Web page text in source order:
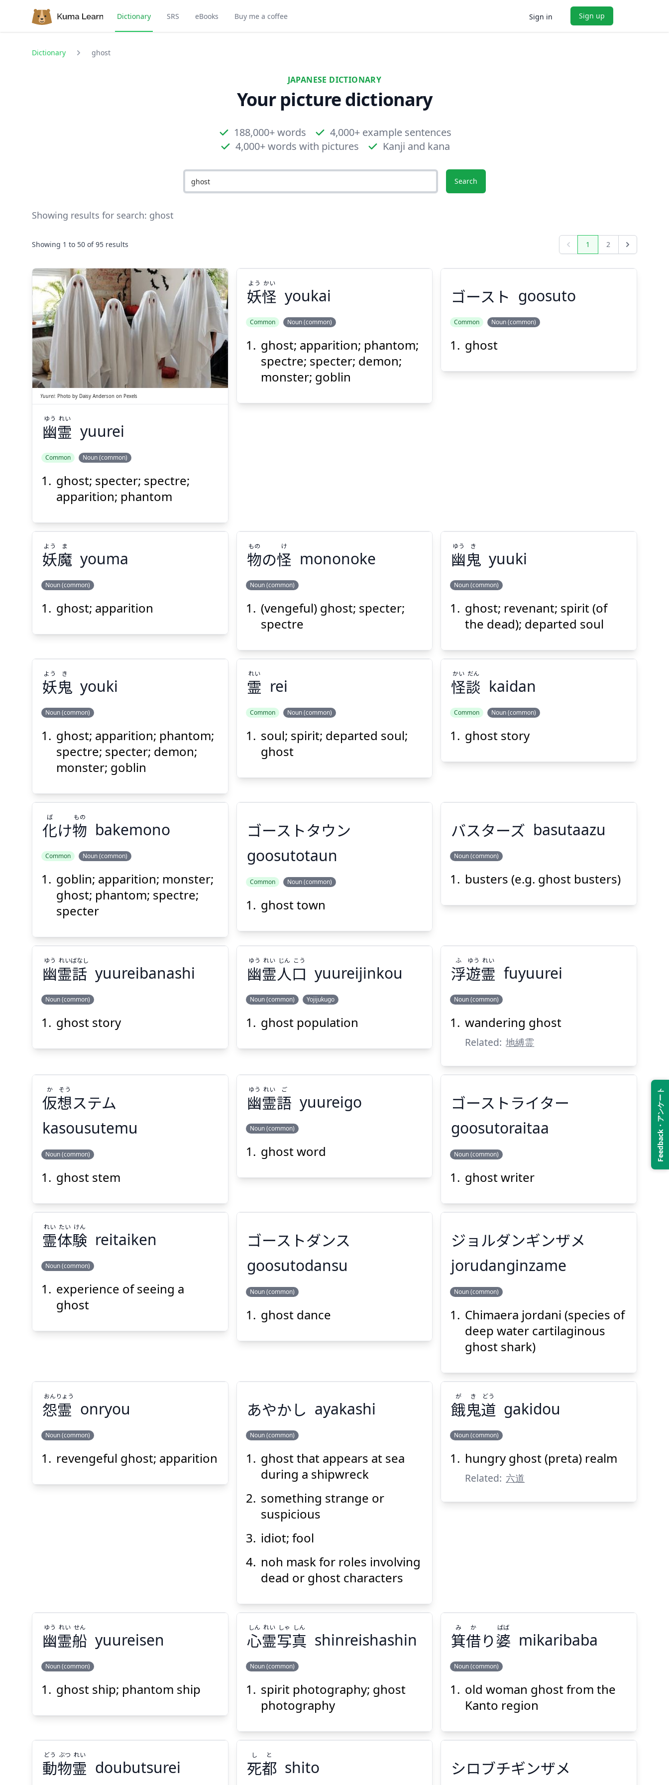
Feedback・アンケート
Dictionary SRS eBooks Buy me a coffee Sign in Sign up
Dictionary ghost
JAPANESE DICTIONARY
Your picture dictionary
188,000+ words
4,000+ example sentences
4,000+ words with pictures
Kanji and kana
Search
Showing results for search: ghost
Showing 1 to 50 of 95 results Previous1 2 Next
幽
霊
Yuurei: Photo by Daisy Anderson on Pexels
幽霊
ゆう れい
yuurei
Common Noun (common)
ghost; specter; spectre;
apparition; phantom
妖
怪
よう
かい
妖怪
よう かい
youkai
Common Noun (common)
ghost; apparition; phantom;
spectre; specter; demon;
monster; goblin
ゴースト goosuto
Common Noun (common)
ghost
よう
ま
Suspend
(@)
妖魔
よう ま
youma
Noun (common)
ghost; apparition
怪
もの
け
Suspend
(@)
物の怪
もの け
mononoke
Noun (common)
(vengeful) ghost; specter;
spectre
幽
鬼
ゆう
き
Suspend
(@)
幽鬼
ゆう き
yuuki
Noun (common)
ghost; revenant; spirit (of
the dead); departed soul
妖
鬼
よう
き
Show answer
(Space)
Suspend
(@)
妖鬼
よう き
youki
Noun (common)
ghost; apparition; phantom;
spectre; specter; demon;
monster; goblin
霊
れい
(Space)
Suspend
(@)
霊
れい
rei
Common Noun (common)
soul; spirit; departed soul;
ghost
談
だん
Show answer
(Space)
Suspend
(@)
怪談
かい だん
kaidan
Common Noun (common)
ghost story
化
け
物
ば
もの
Show answer
(Space)
Suspend
(@)
化け物
ば もの
bakemono
Common Noun (common)
goblin; apparition; monster;
ghost; phantom; spectre;
specter
ゴーストタウン
Show answer
(Space)
Suspend
(@)
ゴーストタウン
goosutotaun
Common Noun (common)
ghost town
バスターズ
(Space)
Suspend
(@)
バスターズ basutaazu
Noun (common)
busters (e.g. ghost busters)
話
ばなし
Suspend
幽霊話
ゆう れいばなし
yuureibanashi
Noun (common)
ghost story
口
ゆう
れい
じん
こう
Suspend
(@)
幽霊人口
ゆう れい じん こう
yuureijinkou
Noun (common) Yojijukugo
ghost population
遊
霊
ふ
ゆう
れい
Suspend
浮遊霊
ふ ゆう れい
fuyuurei
Noun (common)
wandering ghost
Related: 地縛霊
ステム
仮想ステム
か そう
kasousutemu
Noun (common)
ghost stem
ご
幽霊語
ゆう れい ご
yuureigo
Noun (common)
ghost word
ゴーストライター
ゴーストライター
goosutoraitaa
Noun (common)
ghost writer
れい
たい
けん
霊体験
れい たい けん
reitaiken
Noun (common)
experience of seeing a
ghost
ゴーストダンス
ゴーストダンス
goosutodansu
Noun (common)
ghost dance
ジョルダンギンザメ
ジョルダンギンザメ
jorudanginzame
Noun (common)
Chimaera jordani (species of
deep water cartilaginous
ghost shark)
霊
おん
りょう
怨霊
おん りょう
onryou
Noun (common)
revengeful ghost; apparition
あやかし
Show answer
(Space)
Suspend
(@)
あやかし ayakashi
Noun (common)
ghost that appears at sea
during a shipwreck
something strange or
suspicious
idiot; fool
noh mask for roles involving
dead or ghost characters
餓
道
が
き
どう
餓鬼道
が き どう
gakidou
Noun (common)
hungry ghost (preta) realm
Related: 六道
霊
船
ゆう
れい
せん
幽霊船
ゆう れい せん
yuureisen
Noun (common)
ghost ship; phantom ship
心
霊
写
真
しん
れい
しゃ
しん
心霊写真
しん れい しゃ しん
shinreishashin
Noun (common)
spirit photography; ghost
photography
り
婆
み
か
ばば
箕借り婆
み か ばば
mikaribaba
Noun (common)
old woman ghost from the
Kanto region
動物霊
どう ぶつ れい
doubutsurei 死都
し と
shito シロブチギンザメ